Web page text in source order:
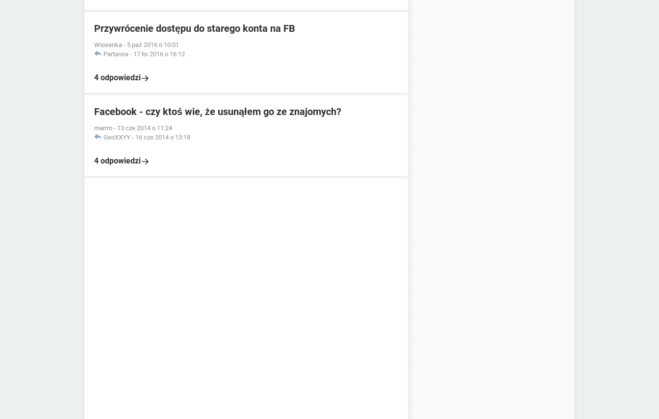
Przywrócenie dostępu do starego konta na FB
Wiosenka - 5 paź 2016 o 10:01
Partanna - 17 lis 2016 o 16:12
4 odpowiedzi
Facebook - czy ktoś wie, że usunąłem go ze znajomych?
marrro - 13 cze 2014 o 11:24
GeoXXYY - 16 cze 2014 o 13:18
4 odpowiedzi